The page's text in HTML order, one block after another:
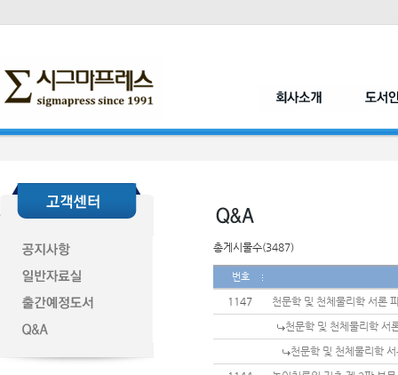
총게시물수(3487)
번호
1147
천문학 및 천체물리학 서론
천문학 및 천체물리학 서
천문학 및 천체물리학